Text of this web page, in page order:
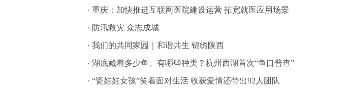
· 重庆：加快推进互联网医院建设运营 拓宽就医应用场景
· 防汛救灾 众志成城
· 我们的共同家园｜和谐共生 锦绣陕西
· 湖底藏着多少鱼、有哪些种类？杭州西湖首次“鱼口普查”
· “瓷娃娃女孩”笑着面对生活 收获爱情还带出92人团队